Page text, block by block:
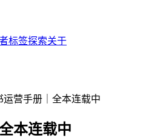
标签探索关于
运营手册｜全本连载中
本连载中